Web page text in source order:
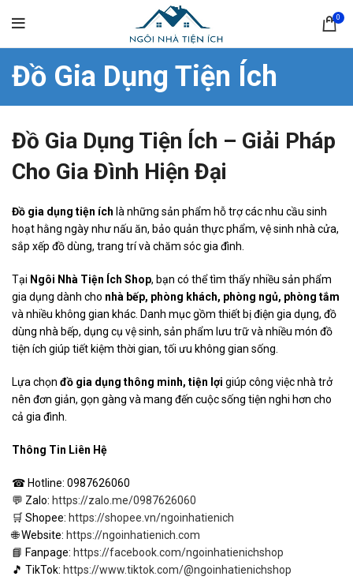
0
Đồ Gia Dụng Tiện Ích
Đồ Gia Dụng Tiện Ích – Giải Pháp
Cho Gia Đình Hiện Đại
Đồ gia dụng tiện ích là những sản phẩm hỗ trợ các nhu cầu sinh
hoạt hằng ngày như nấu ăn, bảo quản thực phẩm, vệ sinh nhà cửa,
sắp xếp đồ dùng, trang trí và chăm sóc gia đình.
Tại Ngôi Nhà Tiện Ích Shop, bạn có thể tìm thấy nhiều sản phẩm
gia dụng dành cho nhà bếp, phòng khách, phòng ngủ, phòng tắm
và nhiều không gian khác. Danh mục gồm thiết bị điện gia dụng, đồ
dùng nhà bếp, dụng cụ vệ sinh, sản phẩm lưu trữ và nhiều món đồ
tiện ích giúp tiết kiệm thời gian, tối ưu không gian sống.
Lựa chọn đồ gia dụng thông minh, tiện lợi giúp công việc nhà trở
nên đơn giản, gọn gàng và mang đến cuộc sống tiện nghi hơn cho
cả gia đình.
Thông Tin Liên Hệ
☎ Hotline: 0987626060
💬 Zalo: https://zalo.me/0987626060
🛒 Shopee: https://shopee.vn/ngoinhatienich
🌐 Website: https://ngoinhatienich.com
📘 Fanpage: https://facebook.com/ngoinhatienichshop
🎵 TikTok: https://www.tiktok.com/@ngoinhatienichshop